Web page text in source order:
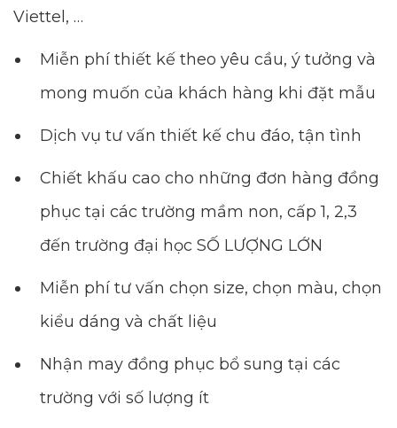
Viettel, …
Miễn phí thiết kế theo yêu cầu, ý tưởng và
mong muốn của khách hàng khi đặt mẫu
Dịch vụ tư vấn thiết kế chu đáo, tận tình
Chiết khấu cao cho những đơn hàng đồng
phục tại các trường mầm non, cấp 1, 2,3
đến trường đại học SỐ LƯỢNG LỚN
Miễn phí tư vấn chọn size, chọn màu, chọn
kiểu dáng và chất liệu
Nhận may đồng phục bổ sung tại các
trường với số lượng ít